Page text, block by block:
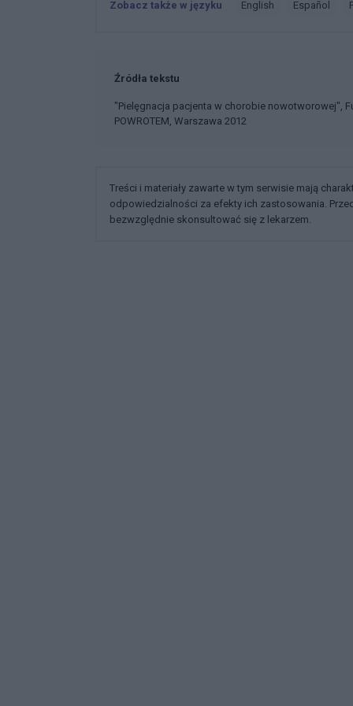
Zobacz także w języku english español
Źródła tekstu
"Pielęgnacja pacjenta w chorobie nowotworowej",
POWROTEM, Warszawa 2012
Treści i materiały zawarte w tym serwisie mają
odpowiedzialności za efekty ich zastosowania.
bezwzględnie skonsultować się z lekarzem.